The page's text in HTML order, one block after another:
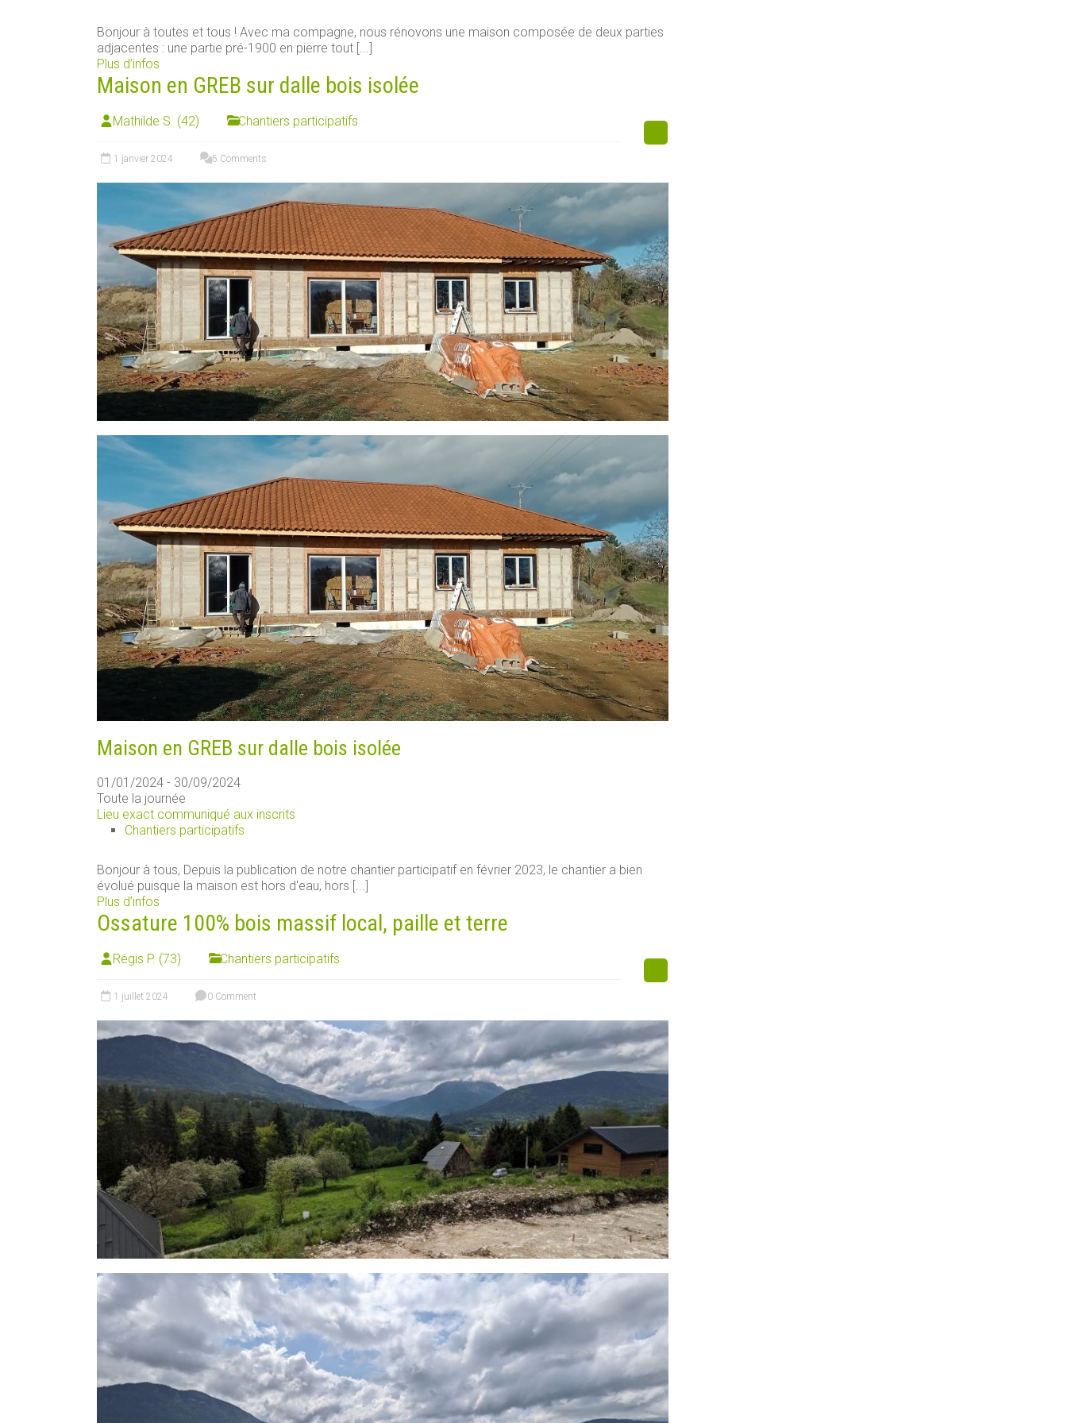
Bonjour à toutes et tous ! Avec ma compagne, nous rénovons une maison composée de deux parties
adjacentes : une partie pré-1900 en pierre tout [...]
Plus d’infos
Maison en GREB sur dalle bois isolée
Mathilde S. (42) Chantiers participatifs
1 janvier 2024 5 Comments
Maison en GREB sur dalle bois isolée
01/01/2024 - 30/09/2024
Toute la journée
Lieu exact communiqué aux inscrits
Chantiers participatifs
Bonjour à tous, Depuis la publication de notre chantier participatif en février 2023, le chantier a bien
évolué puisque la maison est hors d'eau, hors [...]
Plus d’infos
Ossature 100% bois massif local, paille et terre
Régis P. (73) Chantiers participatifs
1 juillet 2024 0 Comment